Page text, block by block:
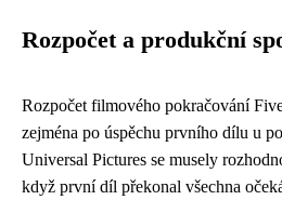
Rozpočet a produkční
Rozpočet filmového pokračování
zejména po úspěchu prvního dílu u
Universal Pictures se musely
když první díl překonal všechna